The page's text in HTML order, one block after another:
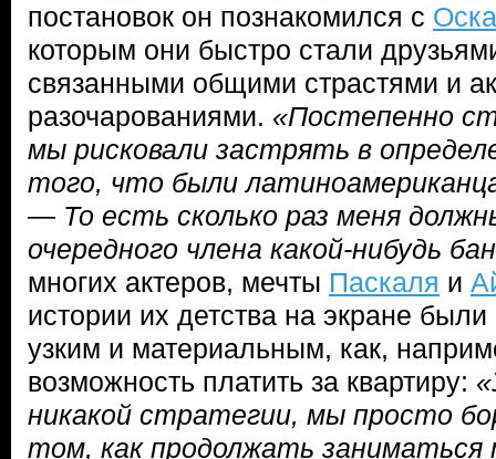
постановок он познакомился с
которым они быстро стали
связанными общими страстями и
разочарованиями. «Постепенно
мы рисковали застрять в
того, что были
— То есть сколько раз меня
очередного члена какой-нибудь
многих актеров, мечты Паскаля и
истории их детства на экране
узким и материальным, как,
возможность платить за квартиру:
никакой стратегии, мы просто
том, как продолжать